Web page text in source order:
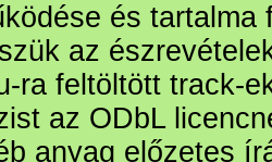
és
az
ra feltöltött track-
az ODbL
anyag előzetes